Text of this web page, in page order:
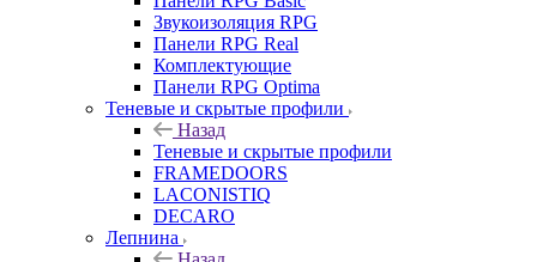
Звукоизоляция RPG
Панели RPG Real
Комплектующие
Панели RPG Optima
Теневые и скрытые профили
Назад
Теневые и скрытые профили
FRAMEDOORS
LACONISTIQ
DECARO
Лепнина